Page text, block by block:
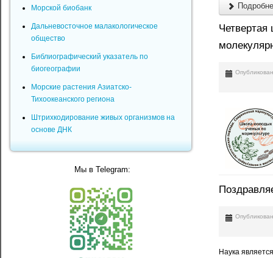
Наука
Морской биобанк
Дальневосточное малакологическое
общество
Библиографический указатель по
биогеографии
Морские растения Азиатско-
Тихоокеанского региона
Штрихкодирование живых организмов на
основе ДНК
Мы в Telegram: